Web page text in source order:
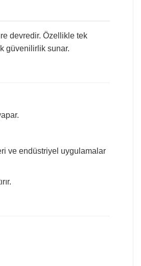
devredir. Özellikle tek
güvenilirlik sunar.
ve endüstriyel uygulamalar